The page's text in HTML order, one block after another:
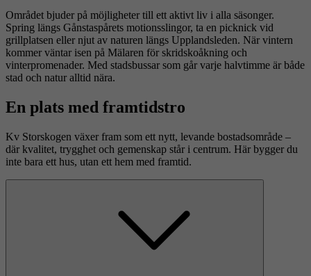
Området bjuder på möjligheter till ett aktivt liv i alla säsonger.
Spring längs Gånstaspårets motionsslingor, ta en picknick vid
grillplatsen eller njut av naturen längs Upplandsleden. När vintern
kommer väntar isen på Mälaren för skridskoåkning och
vinterpromenader. Med stadsbussar som går varje halvtimme är både
stad och natur alltid nära.
En plats med framtidstro
Kv Storskogen växer fram som ett nytt, levande bostadsområde –
där kvalitet, trygghet och gemenskap står i centrum. Här bygger du
inte bara ett hus, utan ett hem med framtid.